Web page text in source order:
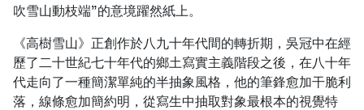
吹雪山動枝端”的意境躍然紙上。
《高樹雪山》正創作於八九十年代間的轉折期，吳冠中在經
歷了二十世紀七十年代的鄉土寫實主義階段之後，在八十年
代走向了一種簡潔單純的半抽象風格，他的筆鋒愈加干脆利
落，線條愈加簡約明，從寫生中抽取對象最根本的視覺特